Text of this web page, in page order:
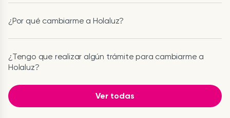
¿Por qué cambiarme a Holaluz?
¿Tengo que realizar algún trámite para cambiarme a
Holaluz?
Ver todas